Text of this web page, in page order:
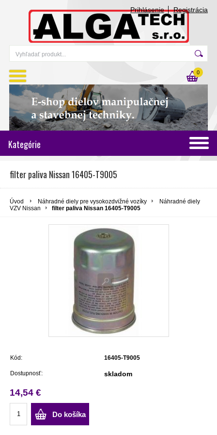
Prihlásenie Registrácia
0
Kategórie
filter paliva Nissan 16405-T9005
Úvod Náhradné diely pre vysokozdvižné vozíky
Náhradné diely
VZV Nissan
filter paliva Nissan 16405-T9005
Kód: 16405-T9005
Dostupnosť: skladom
14,54 €
Do košíka